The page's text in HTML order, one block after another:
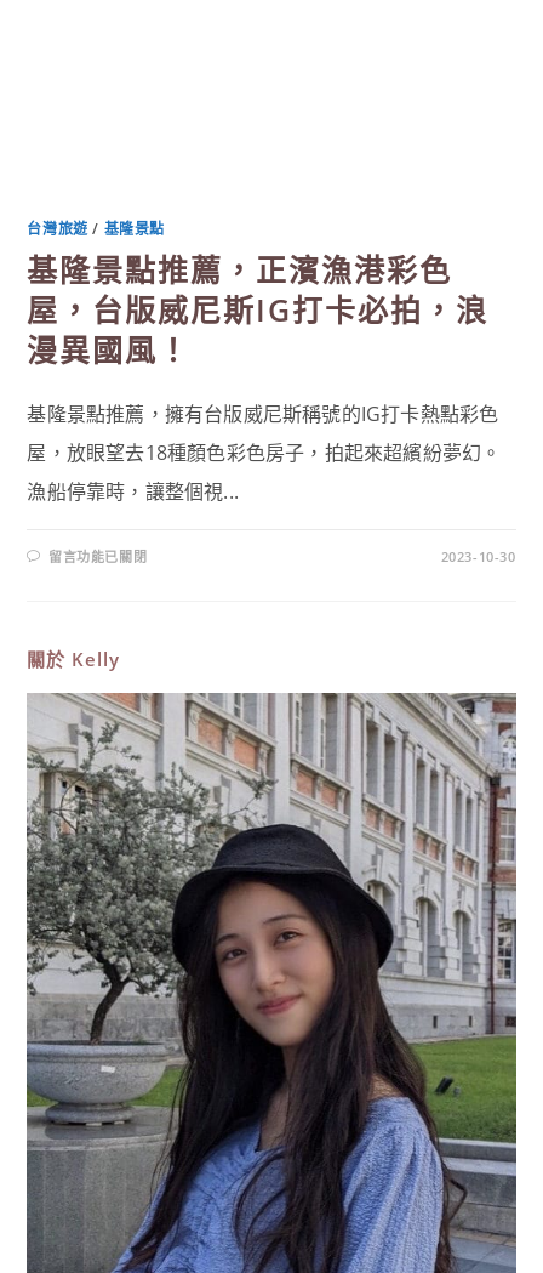
台灣旅遊/ 基隆景點
基隆景點推薦，正濱漁港彩色
屋，台版威尼斯IG打卡必拍，浪
漫異國風！
基隆景點推薦，擁有台版威尼斯稱號的IG打卡熱點彩色
屋，放眼望去18種顏色彩色房子，拍起來超繽紛夢幻。
漁船停靠時，讓整個視...
在
〈基
薦，
正
漁
彩
色
屋，
台
版
威
尼
斯
IG
打
卡
必
拍，
浪
漫
異
風！〉
中
留言功能已關閉 2023-10-30
關於 Kelly